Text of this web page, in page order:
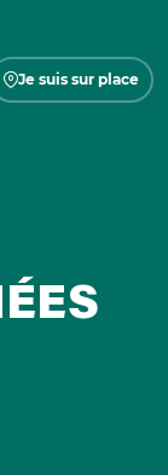
Je suis sur place